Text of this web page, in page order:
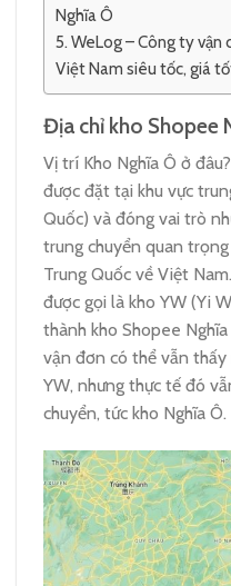
Nghĩa Ô
WeLog – Công ty vận
Việt Nam siêu tốc, giá
Địa chỉ kho Shopee
Vị trí Kho Nghĩa Ô ở
được đặt tại khu vực
Quốc) và đóng vai trò
trung chuyển quan
Trung Quốc về Việt
được gọi là kho YW (Yi
thành kho Shopee
vận đơn có thể vẫn
YW, nhưng thực tế đó
chuyển, tức kho Nghĩa Ô.